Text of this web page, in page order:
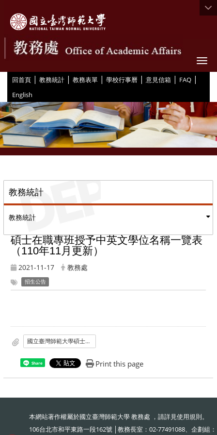
回首頁 | 教務統計 | 教務表單 | 學校行事曆 | 意見信箱 | FAQ |
English
教務統計
教務統計
碩士在職專班授予中英文學位名稱一覽表
（110年11月更新）
2021-11-17 教務處
招生公告
國立臺灣師範大學碩士在職專班授予中英文學位名稱一覽表
Share Print this page
本網站著作權屬於國立臺灣師範大學 教務處 ，請詳見使用規則。
106台北市和平東路一段162號 │教務長室：02-77491088、企劃組：